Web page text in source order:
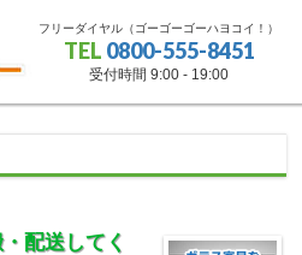
フリーダイヤル（ゴーゴーゴーハヨコイ！）
TEL 0800-555-8451
受付時間 9:00 - 19:00
配送してく